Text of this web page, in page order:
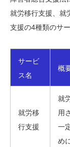
就労移行支援、就
支援の4種類のサ
サービ
ス名
概
就労移
行支援
就
用
一
め